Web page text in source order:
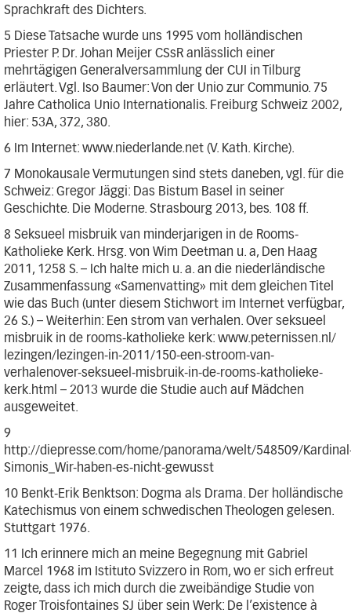
Sprachkraft des Dichters.
5 Diese Tatsache wurde uns 1995 vom holländischen
Priester P. Dr. Johan Meijer CSsR anlässlich einer
mehrtägigen Generalversammlung der CUI in Tilburg
erläutert. Vgl. Iso Baumer: Von der Unio zur Communio. 75
Jahre Catholica Unio Internationalis. Freiburg Schweiz 2002,
hier: 53A, 372, 380.
6 Im Internet: www.niederlande.net (V. Kath. Kirche).
7 Monokausale Vermutungen sind stets daneben, vgl. für die
Schweiz: Gregor Jäggi: Das Bistum Basel in seiner
Geschichte. Die Moderne. Strasbourg 2013, bes. 108 ff.
8 Seksueel misbruik van minderjarigen in de Rooms-
Katholieke Kerk. Hrsg. von Wim Deetman u. a, Den Haag
2011, 1258 S. – Ich halte mich u. a. an die niederländische
Zusammenfassung «Samenvatting» mit dem gleichen Titel
wie das Buch (unter diesem Stichwort im Internet verfügbar,
26 S.) – Weiterhin: Een strom van verhalen. Over seksueel
misbruik in de rooms-katholieke kerk: www.peternissen.nl/
lezingen/lezingen-in-2011/150-een-stroom-van-
verhalenover-seksueel-misbruik-in-de-rooms-katholieke-
kerk.html – 2013 wurde die Studie auch auf Mädchen
ausgeweitet.
9
http://diepresse.com/home/panorama/welt/548509/
Simonis_Wir-haben-es-nicht-gewusst
10 Benkt-Erik Benktson: Dogma als Drama. Der holländische
Katechismus von einem schwedischen Theologen gelesen.
Stuttgart 1976.
11 Ich erinnere mich an meine Begegnung mit Gabriel
Marcel 1968 im Istituto Svizzero in Rom, wo er sich erfreut
zeigte, dass ich mich durch die zweibändige Studie von
Roger Troisfontaines SJ über sein Werk: De l’existence à